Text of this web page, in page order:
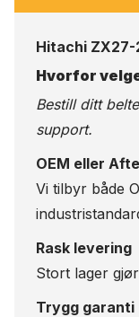
Hitachi ZX27-
Hvorfor
Bestill ditt
support.
OEM eller
Vi tilbyr både
Rask levering
Stort lager
Trygg garanti